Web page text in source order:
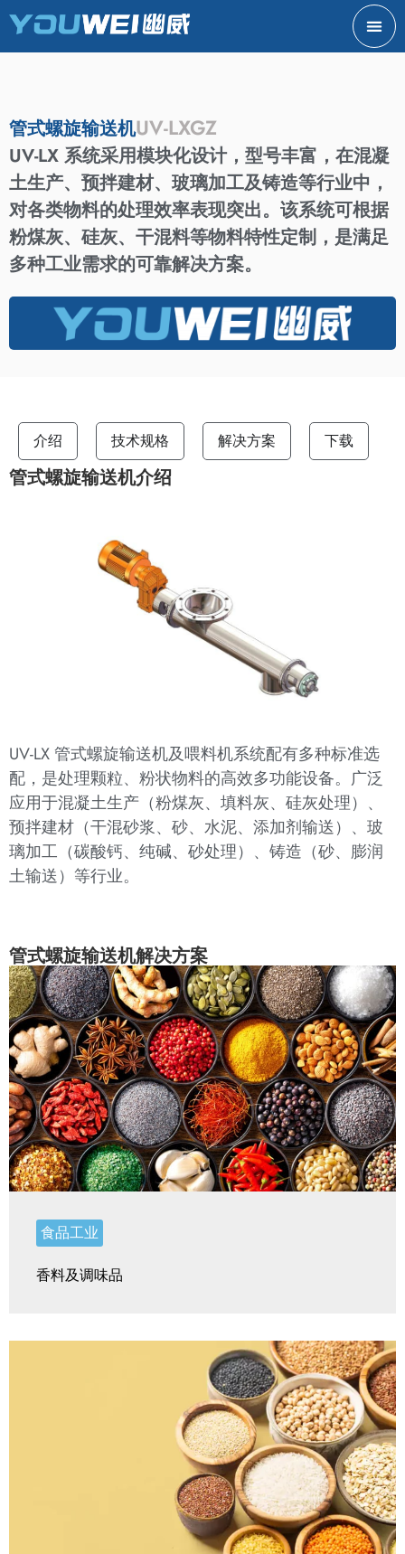
管式螺旋输送机UV-LXGZ
UV-LX 系统采用模块化设计，型号丰富，在混凝
土生产、预拌建材、玻璃加工及铸造等行业中，
对各类物料的处理效率表现突出。该系统可根据
粉煤灰、硅灰、干混料等物料特性定制，是满足
多种工业需求的可靠解决方案。
介绍 技术规格 解决方案 下载
管式螺旋输送机介绍
UV-LX 管式螺旋输送机及喂料机系统配有多种标准选
配，是处理颗粒、粉状物料的高效多功能设备。广泛
应用于混凝土生产（粉煤灰、填料灰、硅灰处理）、
预拌建材（干混砂浆、砂、水泥、添加剂输送）、玻
璃加工（碳酸钙、纯碱、砂处理）、铸造（砂、膨润
土输送）等行业。
管式螺旋输送机解决方案
食品工业
香料及调味品